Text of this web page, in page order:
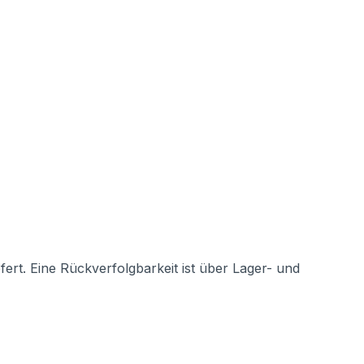
Eine Rückverfolgbarkeit ist über Lager- und